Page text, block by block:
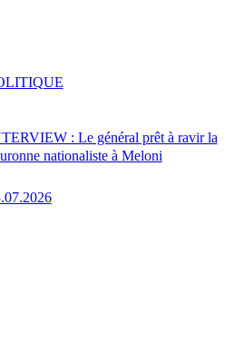
: Le général prêt à ravir la
nationaliste à Meloni